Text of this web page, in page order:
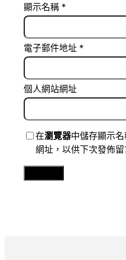
顯示名稱 *
電子郵件地址 *
個人網站網址
在瀏覽器中儲存顯示
網址，以供下次發佈留